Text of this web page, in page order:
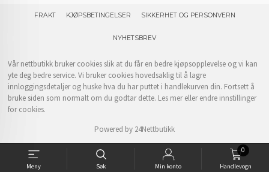
Meny Søk Min konto Handlevogn
0
FRAKT KJØPSBETINGELSER SIKKERHET OG PERSONVERN
NYHETSBREV
Vår nettbutikk bruker cookies slik at du får en bedre kjøpsopplevelse og vi kan
yte deg bedre service. Vi bruker cookies hovedsaklig til å lagre
innloggingsdetaljer og huske hva du har puttet i handlekurven din. Fortsett å
bruke siden som normalt om du godtar dette. Les merellerendre innstillinger
for cookies.
Powered by 24Nettbutikk